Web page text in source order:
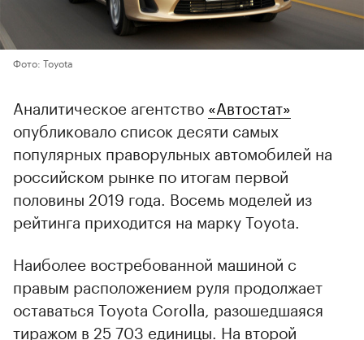
Фото: Toyota
Аналитическое агентство «Автостат»
опубликовало список десяти самых
популярных праворульных автомобилей на
российском рынке по итогам первой
половины 2019 года. Восемь моделей из
рейтинга приходится на марку Toyota.
Наиболее востребованной машиной с
правым расположением руля продолжает
оставаться Toyota Corolla, разошедшаяся
тиражом в 25 703 единицы. На второй